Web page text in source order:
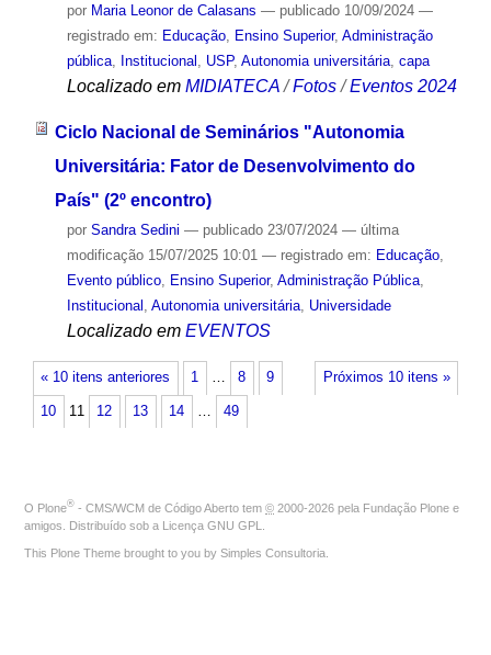
por Maria Leonor de Calasans — publicado10/09/2024 —
registrado em: Educação, Ensino Superior, Administração
pública, Institucional USP, Autonomia universitária, capa
Localizado em MIDIATECA /Fotos /Eventos 2024
Ciclo Nacional de Seminários "Autonomia
Universitária: Fator de Desenvolvimento do
País" (2º encontro)
por Sandra Sedini — publicado23/07/2024 — última
modificação15/07/2025 10:01 — registrado em: Educação,
Evento público, Ensino Superior, Administração Pública,
Institucional , Autonomia universitária, Universidade
Localizado em EVENTOS
« 10 itens anteriores Próximos 10 itens »
1 … 8 9
10 11 12 13 14 … 49
O Plone® - CMS/WCM de Código Aberto tem © 2000-2026 pela Fundação Plone e
amigos. Distribuído sob a Licença GNU GPL
This Plone Theme brought to you by Simples Consultoria